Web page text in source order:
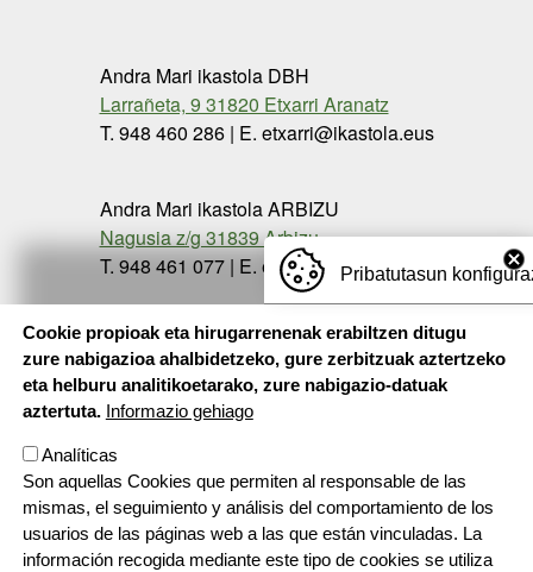
Andra Mari ikastola DBH
Larrañeta, 9 31820 Etxarri Aranatz
T. 948 460 286 | E. etxarri@ikastola.eus
Andra Mari ikastola ARBIZU
Nagusia z/g 31839 Arbizu
T. 948 461 077 | E. etxarri@ikastola.eus
Pribatutasun
Cookie propioak eta hirugarrenenak erabiltzen ditugu
zure nabigazioa ahalbidetzeko, gure zerbitzuak aztertzeko
eta helburu analitikoetarako, zure nabigazio-datuak
aztertuta. Informazio gehiago
Analíticas
Son aquellas Cookies que permiten al responsable de las
mismas, el seguimiento y análisis del comportamiento de los
usuarios de las páginas web a las que están vinculadas. La
información recogida mediante este tipo de cookies se utiliza